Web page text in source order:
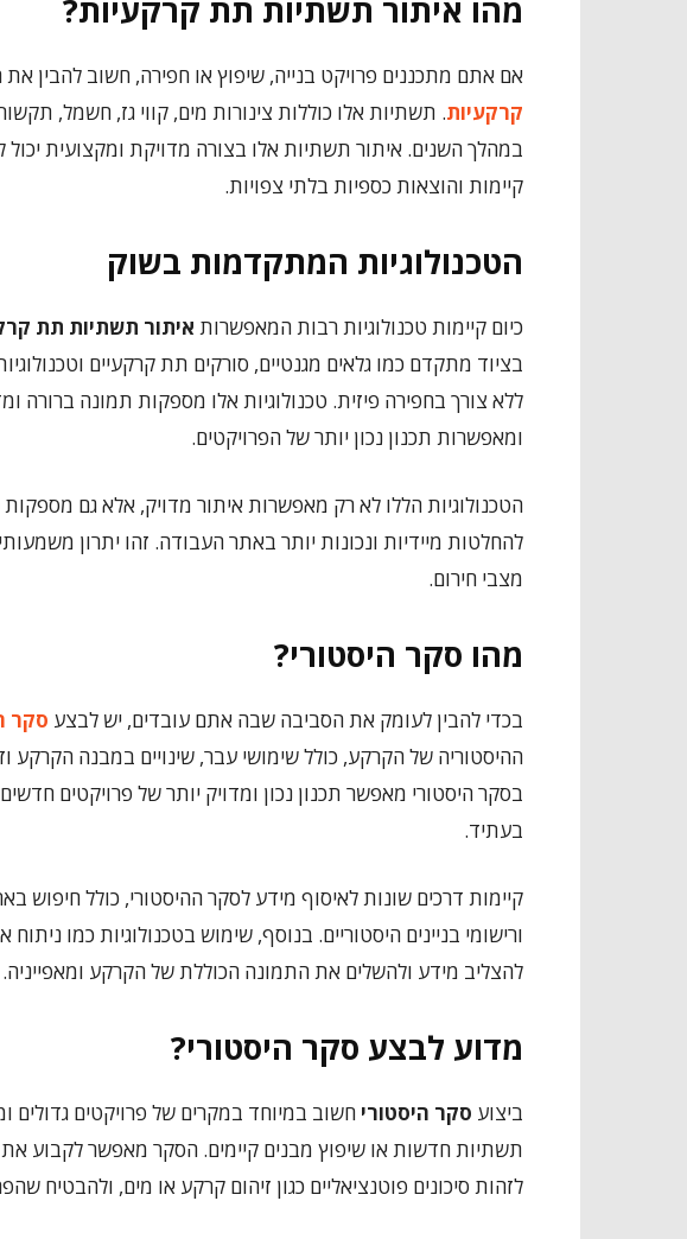
מהו איתור תשתיות תת קרקעיות?
אם אתם מתכננים פרויקט בנייה, שיפוץ או חפירה, חשוב להבין
קרקעיות. תשתיות אלו כוללות צינורות מים, קווי גז, חשמל,
במהלך השנים. איתור תשתיות אלו בצורה מדויקת ומקצועית
קיימות והוצאות כספיות בלתי צפויות.
הטכנולוגיות המתקדמות בשוק
כיום קיימות טכנולוגיות רבות המאפשרות איתור תשתיות תת
בציוד מתקדם כמו גלאים מגנטיים, סורקים תת קרקעיים
ללא צורך בחפירה פיזית. טכנולוגיות אלו מספקות תמונה
ומאפשרות תכנון נכון יותר של הפרויקטים.
הטכנולוגיות הללו לא רק מאפשרות איתור מדויק, אלא גם
להחלטות מיידיות ונכונות יותר באתר העבודה. זהו יתרון
מצבי חירום.
מהו סקר היסטורי?
בכדי להבין לעומק את הסביבה שבה אתם עובדים, יש לבצע סקר
ההיסטוריה של הקרקע, כולל שימושי עבר, שינויים במבנה הקרקע
בסקר היסטורי מאפשר תכנון נכון ומדויק יותר של פרויקטים
בעתיד.
קיימות דרכים שונות לאיסוף מידע לסקר ההיסטורי, כולל חיפוש
ורישומי בניינים היסטוריים. בנוסף, שימוש בטכנולוגיות כמו ניתוח
להצליב מידע ולהשלים את התמונה הכוללת של הקרקע ומאפייניה.
מדוע לבצע סקר היסטורי?
ביצוע סקר היסטורי חשוב במיוחד במקרים של פרויקטים גדולים
תשתיות חדשות או שיפוץ מבנים קיימים. הסקר מאפשר לקבוע
לזהות סיכונים פוטנציאליים כגון זיהום קרקע או מים, ולהבטיח